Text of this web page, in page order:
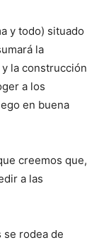
y todo) situado
la
la construcción
a los
en buena
creemos que,
a las
se rodea de